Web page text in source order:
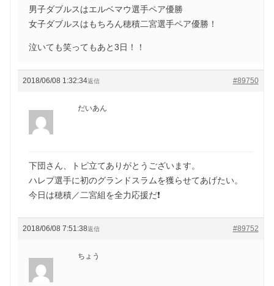
男子ダブルスはエルベマウ選手ペア優勝
女子ダブルスはもちろん穂積二宮選手ペア優勝！
泣いても笑ってもあと3日！！
2018/06/08 1:32:34 #89750
返信
だいあん
下団さん、トピ立てありがとうございます。
ハレプ選手に初のグランドスラムを獲らせてあげたい。
今日は穂積／二宮組を全力応援だ❗
2018/06/08 7:51:38 #89752
返信
ちょう